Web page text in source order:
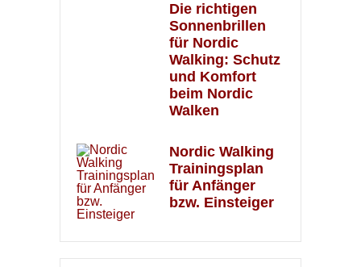
Die richtigen
Sonnenbrillen
für Nordic
Walking: Schutz
und Komfort
beim Nordic
Walken
Nordic Walking
Trainingsplan
für Anfänger
bzw. Einsteiger